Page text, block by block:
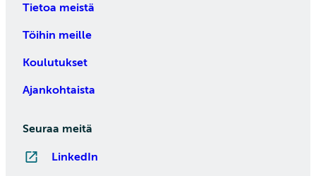
Tietoa meistä
Töihin meille
Koulutukset
Ajankohtaista
Seuraa meitä
LinkedIn